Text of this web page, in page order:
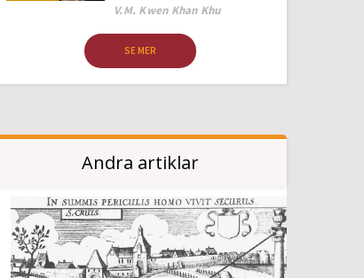
Author
V.M. Kwen Khan Khu
SE MER
Andra artiklar